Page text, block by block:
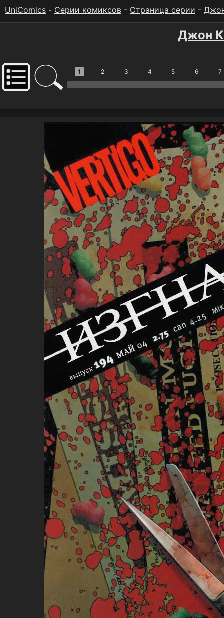
UniComics - Серии комиксов - Страница серии -
Джон
1 2 3 4 5 6 7